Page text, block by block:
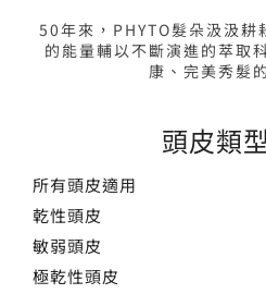
50年來，PHYTO髮朵汲汲耕
的能量輔以不斷演進的萃取
康、完美秀髮
頭皮類
所有頭皮適用
乾性頭皮
敏弱頭皮
極乾性頭皮